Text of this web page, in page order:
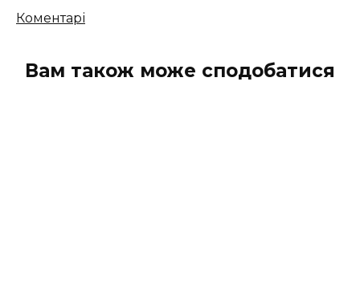
Кількість
Коментарі
Вам також може сподобатися